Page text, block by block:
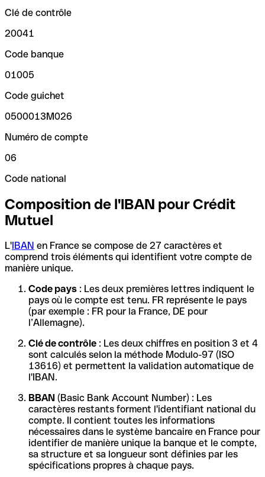
Clé de contrôle
20041
Code banque
01005
Code guichet
0500013M026
Numéro de compte
06
Code national
Composition de l'IBAN pour Crédit
Mutuel
L'IBAN en France se compose de 27 caractères et
comprend trois éléments qui identifient votre compte de
manière unique.
Code pays : Les deux premières lettres indiquent le
pays où le compte est tenu. FR représente le pays
(par exemple : FR pour la France, DE pour
l’Allemagne).
Clé de contrôle : Les deux chiffres en position 3 et 4
sont calculés selon la méthode Modulo-97 (ISO
13616) et permettent la validation automatique de
l'IBAN.
BBAN (Basic Bank Account Number) : Les
caractères restants forment l'identifiant national du
compte. Il contient toutes les informations
nécessaires dans le système bancaire en France pour
identifier de manière unique la banque et le compte,
sa structure et sa longueur sont définies par les
spécifications propres à chaque pays.